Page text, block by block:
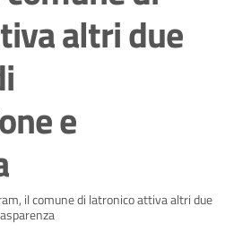
altri due
e
il comune di latronico attiva altri due